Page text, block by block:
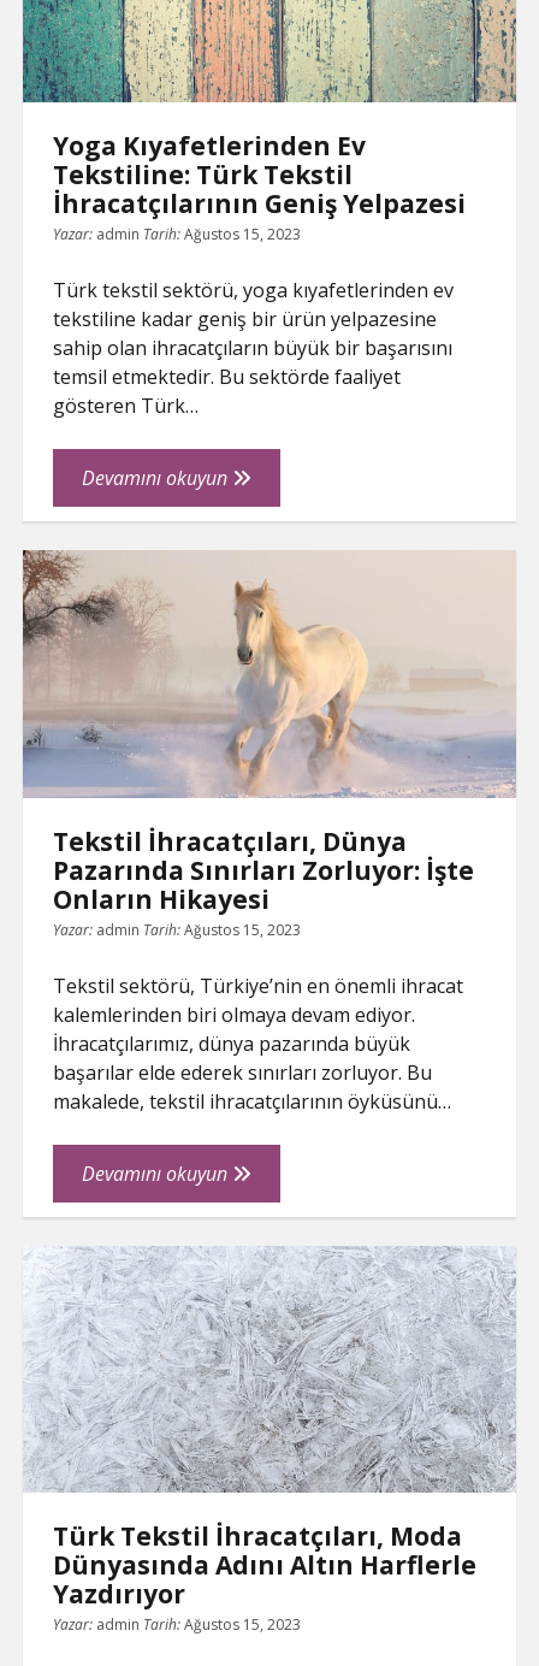
Yoga Kıyafetlerinden Ev
Tekstiline: Türk Tekstil
İhracatçılarının Geniş Yelpazesi
Yazar: admin Tarih:Ağustos 15, 2023
Türk tekstil sektörü, yoga kıyafetlerinden ev
tekstiline kadar geniş bir ürün yelpazesine
sahip olan ihracatçıların büyük bir başarısını
temsil etmektedir. Bu sektörde faaliyet
gösteren Türk…
Devamını okuyunYoga
Kıyafetlerinden
Türk
Tekstil
İhracatçılarının
Geniş
Yelpazesi
Tekstil İhracatçıları, Dünya
Pazarında Sınırları Zorluyor: İşte
Onların Hikayesi
Yazar: admin Tarih:Ağustos 15, 2023
Tekstil sektörü, Türkiye’nin en önemli ihracat
kalemlerinden biri olmaya devam ediyor.
İhracatçılarımız, dünya pazarında büyük
başarılar elde ederek sınırları zorluyor. Bu
makalede, tekstil ihracatçılarının öyküsünü…
Devamını okuyunTekstil
İhracatçıları,
Pazarında
Sınırları
Zorluyor:
İşte
Onların
Hikayesi
Türk Tekstil İhracatçıları, Moda
Dünyasında Adını Altın Harflerle
Yazdırıyor
Yazar: admin Tarih:Ağustos 15, 2023